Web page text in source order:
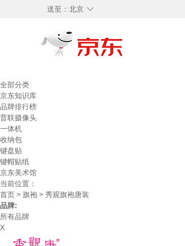
◇
送至： 北京
全部分类
京东知识库
品牌排行榜
普联摄像头
一体机
收纳包
键盘贴
键帽贴纸
京东美术馆
当前位置：
首页 > 旗袍 > 秀观旗袍唐装
品牌:
所有品牌
X